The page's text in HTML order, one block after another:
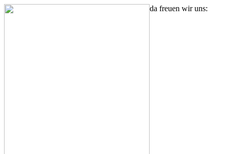
da freuen wir uns: